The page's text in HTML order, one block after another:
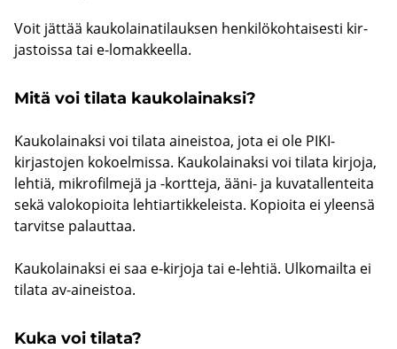
Voit jät­tää kau­ko­lai­na­ti­lauk­sen hen­ki­lö­koh­tai­ses­ti kir­
jas­tois­sa tai e-​lomakkeella.
Mitä voi ti­la­ta kau­ko­lai­nak­si?
Kau­ko­lai­nak­si voi ti­la­ta ai­neis­toa, jota ei ole PIKI-​
kirjastojen ko­koel­mis­sa. Kau­ko­lai­nak­si voi ti­la­ta kir­jo­ja,
leh­tiä, mik­ro­fil­me­jä ja -​kortteja, ääni- ja ku­va­tal­len­tei­ta
sekä va­lo­ko­pioi­ta leh­tiar­tik­ke­leis­ta. Ko­pioi­ta ei yleen­sä
tar­vit­se pa­laut­taa.
Kau­ko­lai­nak­si ei saa e-​kirjoja tai e-​lehtiä. Ul­ko­mail­ta ei
ti­la­ta av-​aineistoa.
Kuka voi ti­la­ta?